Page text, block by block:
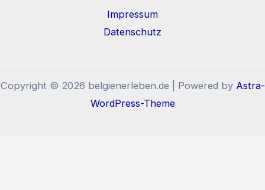
Impressum
Datenschutz
Copyright © 2026 belgienerleben.de | Powered by Astra-
WordPress-Theme